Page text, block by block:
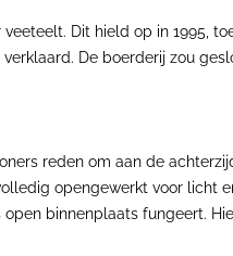
Dit hield op in 1995,
De boerderij zou
reden om aan de
opengewerkt voor licht
binnenplaats fungeert.